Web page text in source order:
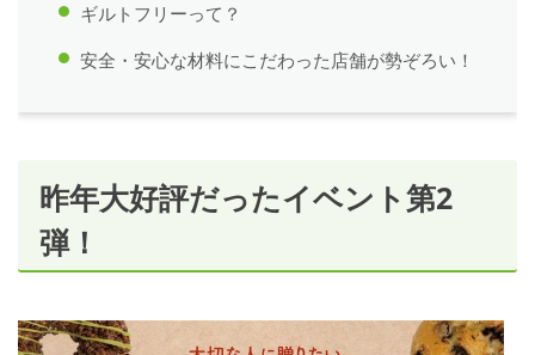
ギルトフリーって？
安全・安心な材料にこだわった店舗が勢ぞろい！
昨年大好評だったイベント第2
弾！